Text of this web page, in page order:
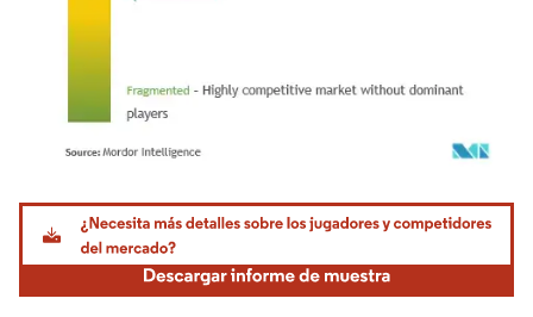
Imagen © Mordor Intelligence. El uso requiere atribución según CC BY 4.0.